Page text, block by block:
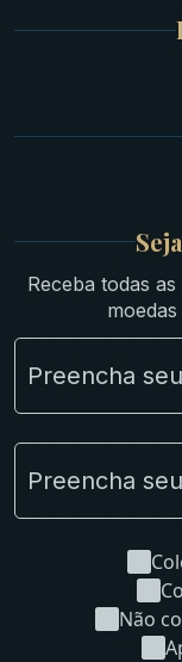
Receba todas
Não